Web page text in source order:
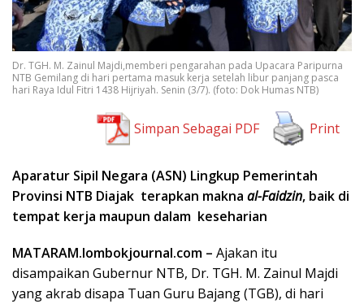
Dr. TGH. M. Zainul Majdi,memberi pengarahan pada Upacara Paripurna
NTB Gemilang di hari pertama masuk kerja setelah libur panjang pasca
hari Raya Idul Fitri 1438 Hijriyah. Senin (3/7). (foto: Dok Humas NTB)
Simpan Sebagai PDF Print
Aparatur Sipil Negara (ASN) Lingkup Pemerintah
Provinsi NTB Diajak terapkan makna al-Faidzin, baik di
tempat kerja maupun dalam keseharian
MATARAM.lombokjournal.com – Ajakan itu
disampaikan Gubernur NTB, Dr. TGH. M. Zainul Majdi
yang akrab disapa Tuan Guru Bajang (TGB), di hari